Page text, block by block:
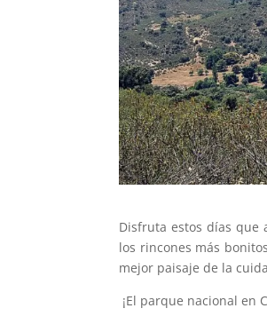
Disfruta estos días que
los rincones más
mejor paisaje de la
¡El parque nacional en